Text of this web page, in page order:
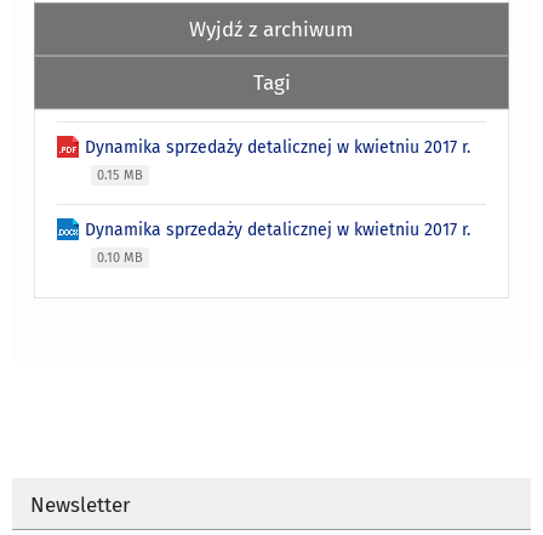
Wyjdź z archiwum
Tagi
Dynamika sprzedaży detalicznej w kwietniu 2017 r.
0.15 MB
Dynamika sprzedaży detalicznej w kwietniu 2017 r.
0.10 MB
Newsletter